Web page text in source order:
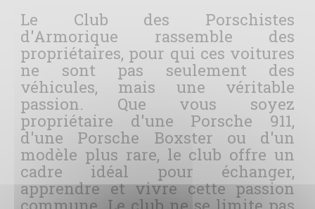
Le Club des Porschistes
d'Armorique rassemble des
propriétaires, pour qui ces voitures
ne sont pas seulement des
véhicules, mais une véritable
passion. Que vous soyez
propriétaire d'une Porsche 911,
d'une Porsche Boxster ou d'un
modèle plus rare, le club offre un
cadre idéal pour échanger,
apprendre et vivre cette passion
commune. Le club ne se limite pas